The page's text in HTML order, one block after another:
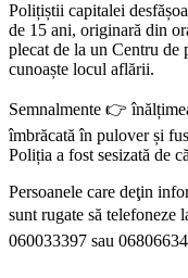
Polițiștii capitalei
de 15 ani, originară din
plecat de la un Centru de
cunoaște locul aflării.
Semnalmente 👉
îmbrăcată în pulover și
Poliția a fost sesizată de
Persoanele care deţin
sunt rugate să
060033397 sau